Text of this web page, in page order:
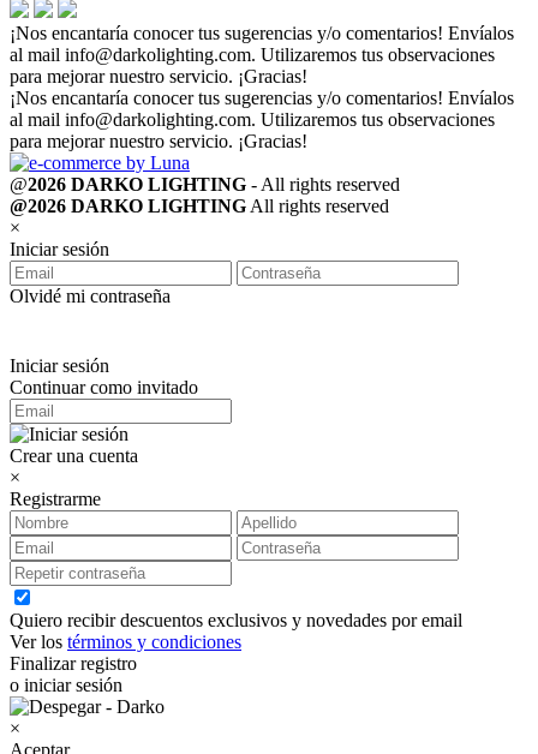
¡Nos encantaría conocer tus sugerencias y/o comentarios! Envíalos
al mail info@darkolighting.com. Utilizaremos tus observaciones
para mejorar nuestro servicio. ¡Gracias!
¡Nos encantaría conocer tus sugerencias y/o comentarios! Envíalos
al mail info@darkolighting.com. Utilizaremos tus observaciones
para mejorar nuestro servicio. ¡Gracias!
@2026 DARKO LIGHTING - All rights reserved
@2026 DARKO LIGHTING All rights reserved
×
Iniciar sesión
Olvidé mi contraseña
Iniciar sesión
Continuar como invitado
Crear una cuenta
×
Registrarme
Quiero recibir descuentos exclusivos y novedades por email
Ver los términos y condiciones
Finalizar registro
o iniciar sesión
×